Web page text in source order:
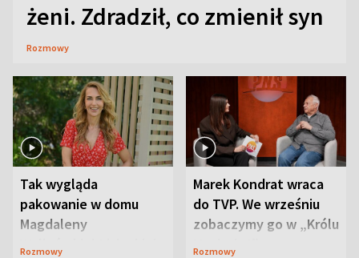
żeni. Zdradził, co zmienił syn
Rozmowy
Tak wygląda
pakowanie w domu
Magdaleny
Waligórskiej-Lisieckiej.
Rozmowy
Marek Kondrat wraca
do TVP. We wrześniu
zobaczymy go w „Królu
Maciusiu I”
Rozmowy